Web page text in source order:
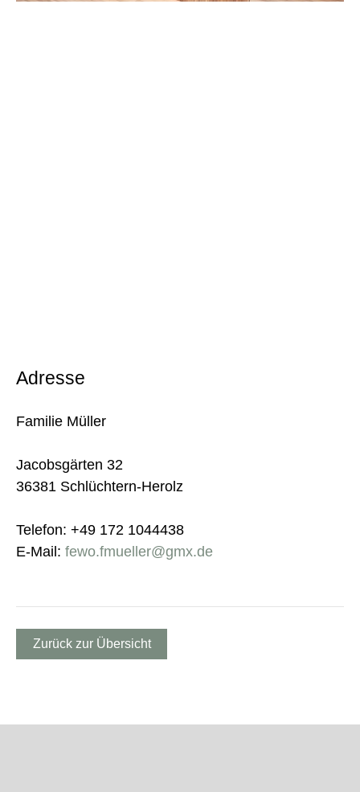
Adresse
Familie Müller
Jacobsgärten 32
36381 Schlüchtern-Herolz
Telefon: +49 172 1044438
E-Mail: fewo.fmueller@gmx.de
Zurück zur Übersicht